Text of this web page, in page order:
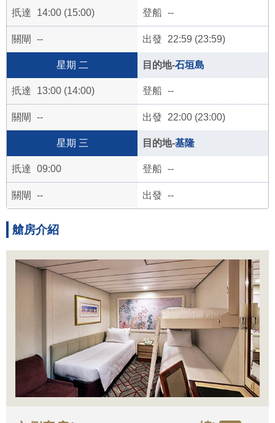
14:00 (15:00) --
-- 22:59 (23:59)
二 石垣島
13:00 (14:00) --
-- 22:00 (23:00)
三 基隆
09:00 --
-- --
艙房介紹